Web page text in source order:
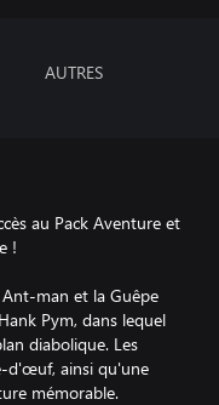
AUTRES
au Pack Aventure et
!
man et la Guêpe
Pym, dans lequel
diabolique. Les
d'œuf, ainsi qu'une
mémorable.